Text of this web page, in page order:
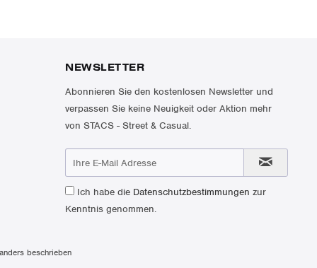
NEWSLETTER
Abonnieren Sie den kostenlosen Newsletter und
verpassen Sie keine Neuigkeit oder Aktion mehr
von STACS - Street & Casual.
Ich habe die Datenschutzbestimmungen zur
Kenntnis genommen.
beschrieben